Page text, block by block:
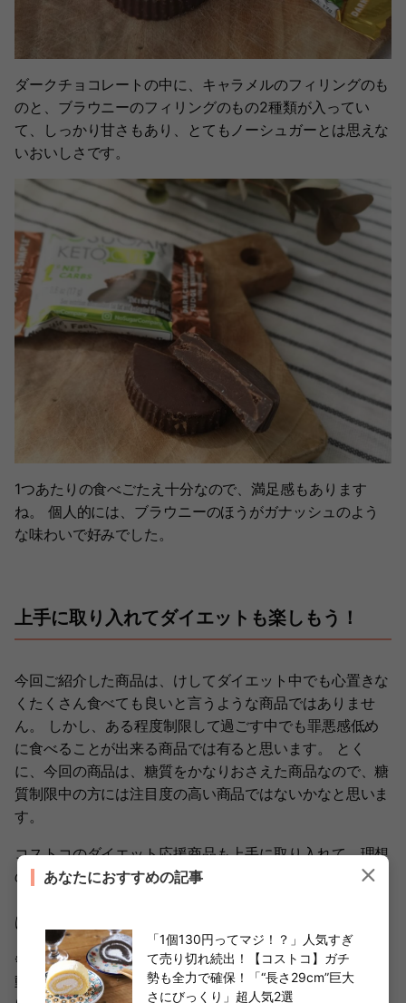
ダークチョコレートの中に、キャラメルのフィリングのも
のと、ブラウニーのフィリングのもの2種類が入ってい
て、しっかり甘さもあり、とてもノーシュガーとは思えな
いおいしさです。
1つあたりの食べごたえ十分なので、満足感もあります
ね。 個人的には、ブラウニーのほうがガナッシュのよう
な味わいで好みでした。
上手に取り入れてダイエットも楽しもう！
今回ご紹介した商品は、けしてダイエット中でも心置きな
くたくさん食べても良いと言うような商品ではありませ
ん。 しかし、ある程度制限して過ごす中でも罪悪感低め
に食べることが出来る商品では有ると思います。 とく
に、今回の商品は、糖質をかなりおさえた商品なので、糖
質制限中の方には注目度の高い商品ではないかなと思いま
す。
コストコのダイエット応援商品も上手に取り入れて、理想
の体型へと整えられたらコストコライフもさらに有意義な
はチェックしてみてくださいね。
※記載の情報や価格については執筆当時のものであり、変
動する場合があります。また販売終了の可能性、及び在庫
あなたにおすすめの記事
「1個130円ってマジ！？」人気すぎ
て売り切れ続出！【コストコ】ガチ
勢も全力で確保！「“長さ29cm”巨大
さにびっくり」超人気2選